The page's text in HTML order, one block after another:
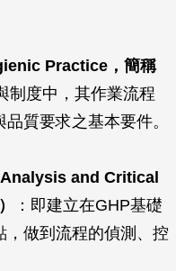
Practice ，簡稱
制度中，其作業流程
質要求之基本要件。
and Critical
：即建立在GHP基礎
做到流程的偵測、控